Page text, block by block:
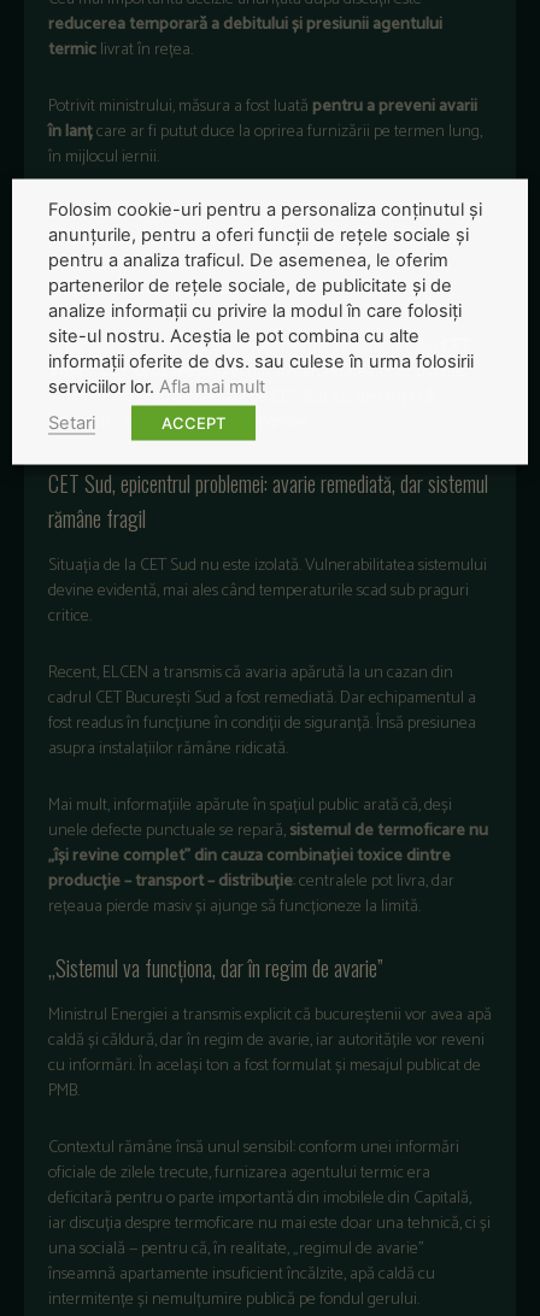
reducerea temporară a debitului și presiunii agentului
termiclivrat în rețea.
Potrivit ministrului, măsura a fost luată pentru a preveni avarii
în lanțcare ar fi putut duce la oprirea furnizării pe termen lung,
în mijlocul iernii.
Oficialul a explicat că încărcarea la parametri optimi ar fi putut
produce deteriorări ireversibile ale echipamentelor. Iar acest
scenariu ar fi fost „mai grav” decât disconfortul temporar
provocat de scăderea presiunii.
În paralel, specialiștii au decis suplimentarea debitului din
VestșiCET Grozăvești , precum și rearon­darea unor puncte
termice care erau alimentate de CET Sud, cu speranța că
parametrii se vor îmbunătăți progresiv.
CET Sud, epicentrul problemei: avarie remediată, dar sistemul
rămâne fragil
Situația de la CET Sud nu este izolată. Vulnerabilitatea sistemului
devine evidentă, mai ales când temperaturile scad sub praguri
critice.
Recent, ELCEN a transmis că avaria apărută la un cazan din
cadrul CET București Sud a fost remediată. Dar echipamentul a
fost readus în funcțiune în condiții de siguranță. Însă presiunea
asupra instalațiilor rămâne ridicată.
Mai mult, informațiile apărute în spațiul public arată că, deși
unele defecte punctuale se repară,sistemul de termoficare nu
„își revine complet” din cauza combinației toxice dintre
producție – transport – distribuție: centralele pot livra, dar
rețeaua pierde masiv și ajunge să funcționeze la limită.
„Sistemul va funcționa, dar în regim de avarie”
Ministrul Energiei a transmis explicit că bucureștenii vor avea apă
caldă și căldură, dar în regim de avarie, iar autoritățile vor reveni
cu informări. În același ton a fost formulat și mesajul publicat de
PMB.
Contextul rămâne însă unul sensibil: conform unei informări
oficiale de zilele trecute, furnizarea agentului termic era
deficitară pentru o parte importantă din imobilele din Capitală,
iar discuția despre termoficare nu mai este doar una tehnică, ci și
una socială — pentru că, în realitate, „regimul de avarie”
înseamnă apartamente insuficient încălzite, apă caldă cu
intermitențe și nemulțumire publică pe fondul gerului.
Folosim cookie-uri pentru a personaliza conținutul și
anunțurile, pentru a oferi funcții de rețele sociale și
pentru a analiza traficul. De asemenea, le oferim
partenerilor de rețele sociale, de publicitate și de
analize informații cu privire la modul în care folosiți
site-ul nostru. Aceștia le pot combina cu alte
informații oferite de dvs. sau culese în urma folosirii
serviciilor lor. Afla mai mult
Setari
ACCEPT